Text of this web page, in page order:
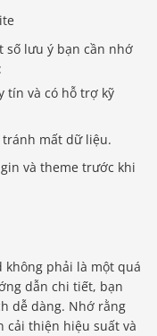
số lưu ý bạn cần nhớ
tín và có hỗ trợ kỹ
mất dữ liệu.
và theme trước khi
không phải là một quá
dẫn chi tiết, bạn
dễ dàng. Nhớ rằng
cải thiện hiệu suất và